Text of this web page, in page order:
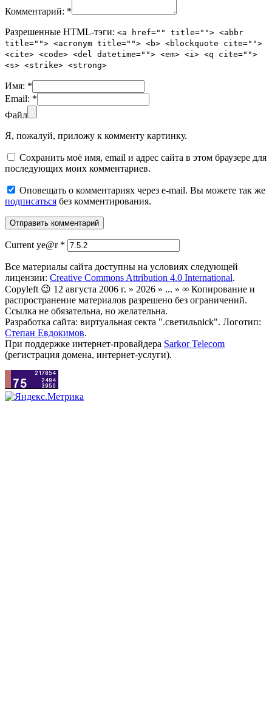
Комментарий: *
Разрешенные HTML-тэги: <a href="" title=""> <abbr
title=""> <acronym title=""> <b> <blockquote cite="">
<cite> <code> <del datetime=""> <em> <i> <q cite="">
<s> <strike> <strong>
Имя: *
Email: *
Файл
Я, пожалуй, приложу к комменту картинку.
Сохранить моё имя, email и адрес сайта в этом браузере для
последующих моих комментариев.
Оповещать о комментариях через e-mail. Вы можете так же
подписаться без комментирования.
Current ye@r *
Все материалы сайта доступны на условиях следующей
лицензии: Creative Commons Attribution 4.0 International.
Copyleft 😉 12 августа 2006 г. » 2026 » ... » ∞ Копирование и
распространение материалов разрешено без ограничений.
Ссылка не обязательна, но желательна.
Разработка сайта: виртуальная секта ".светильnick". Логотип:
Степан Евдокимов.
При поддержке интернет-провайдера Sarkor Telecom
(регистрация домена, интернет-услуги).